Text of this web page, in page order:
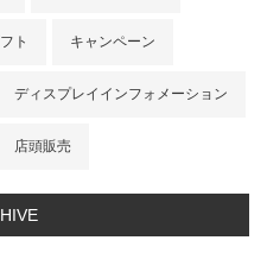
ト キャンペーン
ディスプレイインフォメーション
店頭販売